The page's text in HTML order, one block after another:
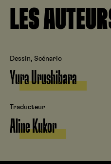
LES
Dessin, Scénario
Yura Urushibara
Traducteur
Aline Kukor